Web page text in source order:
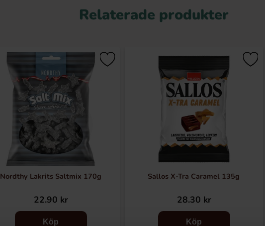
Relaterade produkter
Nordthy Lakrits Saltmix 170g
22.90 kr
Köp
Sallos X-Tra Caramel 135g
28.30 kr
Köp